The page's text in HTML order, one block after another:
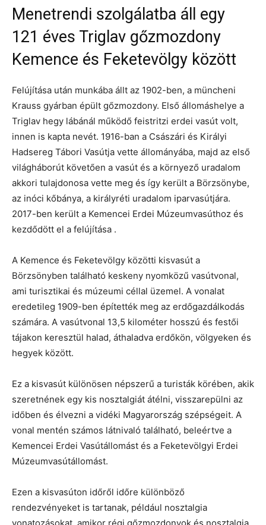
Menetrendi szolgálatba áll egy
121 éves Triglav gőzmozdony
Kemence és Feketevölgy között
Felújítása után munkába állt az 1902-ben, a müncheni
Krauss gyárban épült gőzmozdony. Első állomáshelye a
Triglav hegy lábánál működő feistritzi erdei vasút volt,
innen is kapta nevét. 1916-ban a Császári és Királyi
Hadsereg Tábori Vasútja vette állományába, majd az első
világháborút követően a vasút és a környező uradalom
akkori tulajdonosa vette meg és így került a Börzsönybe,
az inóci kőbánya, a királyréti uradalom iparvasútjára.
2017-ben került a Kemencei Erdei Múzeumvasúthoz és
kezdődött el a felújítása .
A Kemence és Feketevölgy közötti kisvasút a
Börzsönyben található keskeny nyomközű vasútvonal,
ami turisztikai és múzeumi céllal üzemel. A vonalat
eredetileg 1909-ben építették meg az erdőgazdálkodás
számára. A vasútvonal 13,5 kilométer hosszú és festői
tájakon keresztül halad, áthaladva erdőkön, völgyeken és
hegyek között.
Ez a kisvasút különösen népszerű a turisták körében, akik
szeretnének egy kis nosztalgiát átélni, visszarepülni az
időben és élvezni a vidéki Magyarország szépségeit. A
vonal mentén számos látnivaló található, beleértve a
Kemencei Erdei Vasútállomást és a Feketevölgyi Erdei
Múzeumvasútállomást.
Ezen a kisvasúton időről időre különböző
rendezvényeket is tartanak, például nosztalgia